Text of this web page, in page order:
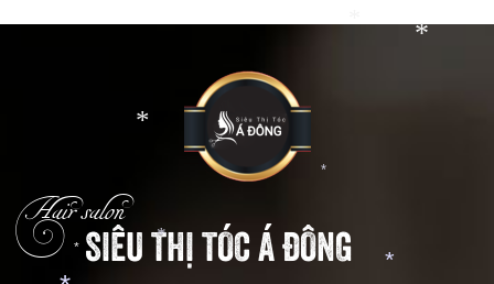
*
*
*
Hair salon
SIÊU THỊ TÓC Á ĐÔNG